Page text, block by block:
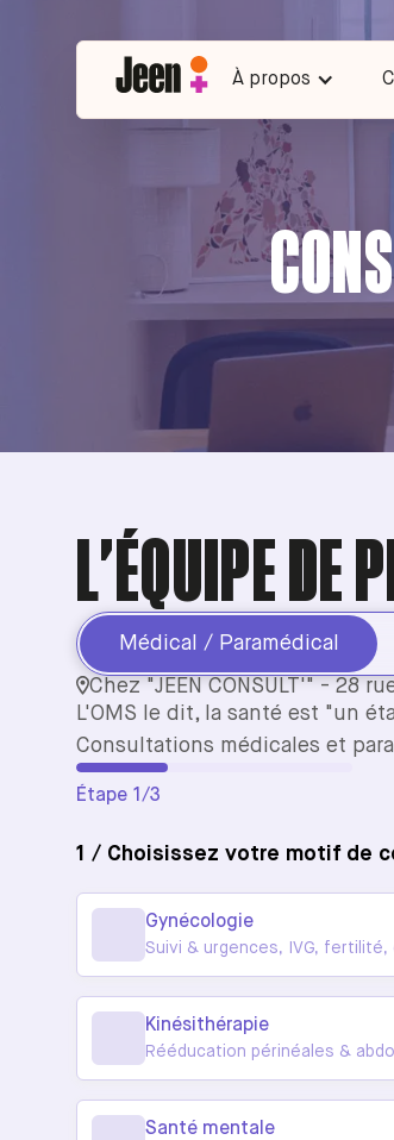
À propos
L'ÉQUIPE DE
Médical / Paramédical
Chez "JEEN CONSULT'" - 28
L'OMS le dit, la santé est "un
Consultations médicales et
Étape 1/3
1 / Choisissez votre motif de
Gynécologie
Suivi & urgences, IVG,
colposcopie, ...
Kinésithérapie
Rééducation périnéales &
Santé mentale